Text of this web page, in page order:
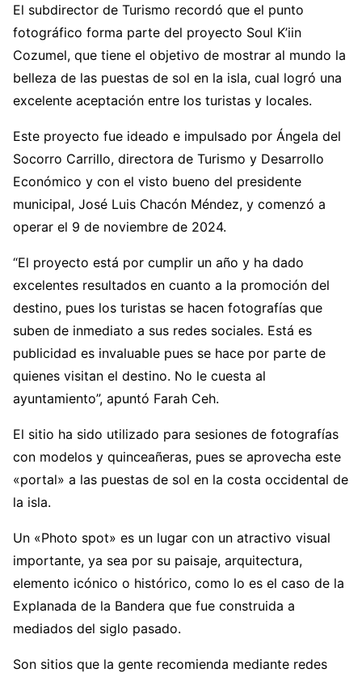
El subdirector de Turismo recordó que el punto
fotográfico forma parte del proyecto Soul K’iin
Cozumel, que tiene el objetivo de mostrar al mundo la
belleza de las puestas de sol en la isla, cual logró una
excelente aceptación entre los turistas y locales.
Este proyecto fue ideado e impulsado por Ángela del
Socorro Carrillo, directora de Turismo y Desarrollo
Económico y con el visto bueno del presidente
municipal, José Luis Chacón Méndez, y comenzó a
operar el 9 de noviembre de 2024.
“El proyecto está por cumplir un año y ha dado
excelentes resultados en cuanto a la promoción del
destino, pues los turistas se hacen fotografías que
suben de inmediato a sus redes sociales. Está es
publicidad es invaluable pues se hace por parte de
quienes visitan el destino. No le cuesta al
ayuntamiento”, apuntó Farah Ceh.
El sitio ha sido utilizado para sesiones de fotografías
con modelos y quinceañeras, pues se aprovecha este
«portal» a las puestas de sol en la costa occidental de
la isla.
Un «Photo spot» es un lugar con un atractivo visual
importante, ya sea por su paisaje, arquitectura,
elemento icónico o histórico, como lo es el caso de la
Explanada de la Bandera que fue construida a
mediados del siglo pasado.
Son sitios que la gente recomienda mediante redes